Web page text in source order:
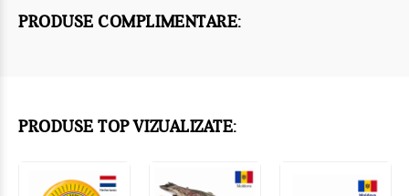
PRODUSE COMPLIMENTARE:
PRODUSE TOP VIZUALIZATE: